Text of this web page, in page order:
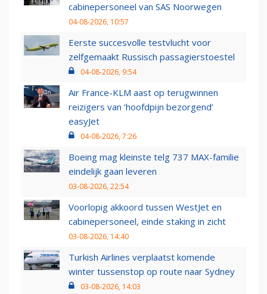
cabinepersoneel van SAS Noorwegen
04-08-2026, 10:57
Eerste succesvolle testvlucht voor
zelfgemaakt Russisch passagierstoestel
04-08-2026, 9:54
Air France-KLM aast op terugwinnen
reizigers van ‘hoofdpijn bezorgend’
easyJet
04-08-2026, 7:26
Boeing mag kleinste telg 737 MAX-familie
eindelijk gaan leveren
03-08-2026, 22:54
Voorlopig akkoord tussen WestJet en
cabinepersoneel, einde staking in zicht
03-08-2026, 14:40
Turkish Airlines verplaatst komende
winter tussenstop op route naar Sydney
03-08-2026, 14:03